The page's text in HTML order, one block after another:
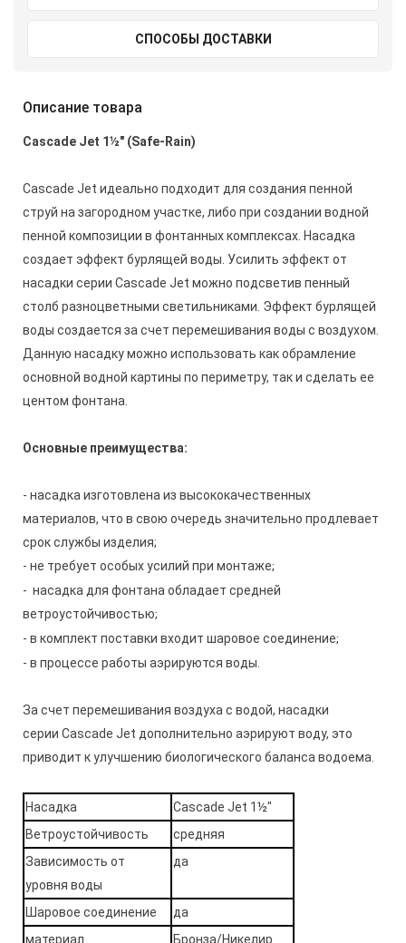
СПОСОБЫ ДОСТАВКИ
Описание товара
Cascade Jet 1½" (Safe-Rain)
Cascade Jet идеально подходит для создания пенной
струй на загородном участке, либо при создании водной
пенной композиции в фонтанных комплексах. Насадка
создает эффект бурлящей воды. Усилить эффект от
насадки серии Cascade Jet можно подсветив пенный
столб разноцветными светильниками. Эффект бурлящей
воды создается за счет перемешивания воды с воздухом.
Данную насадку можно использовать как обрамление
основной водной картины по периметру, так и сделать ее
центом фонтана.
Основные преимущества:
- насадка изготовлена из высококачественных
материалов, что в свою очередь значительно продлевает
срок службы изделия;
- не требует особых усилий при монтаже;
- насадка для фонтана обладает средней
ветроустойчивостью;
- в комплект поставки входит шаровое соединение;
- в процессе работы аэрируются воды.
За счет перемешивания воздуха с водой, насадки
серии Cascade Jet дополнительно аэрируют воду, это
приводит к улучшению биологического баланса водоема.
Насадка
Cascade Jet 1½"
Ветроустойчивость
средняя
Зависимость от
уровня воды
да
Шаровое соединение
да
материал
Бронза/Никелир.